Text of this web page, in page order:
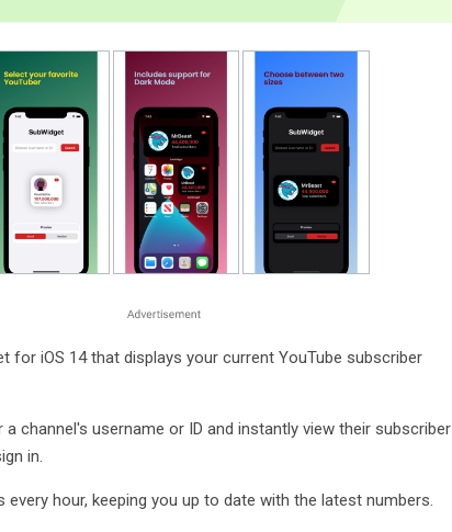
for iOS 14 that displays your current YouTube subscriber
a channel's username or ID and instantly view their subscriber
in.
every hour, keeping you up to date with the latest numbers.